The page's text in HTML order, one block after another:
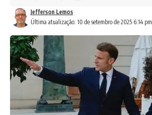
Última atualização: 10 de setembro de 2025 6:14 pm
Jefferson Lemos